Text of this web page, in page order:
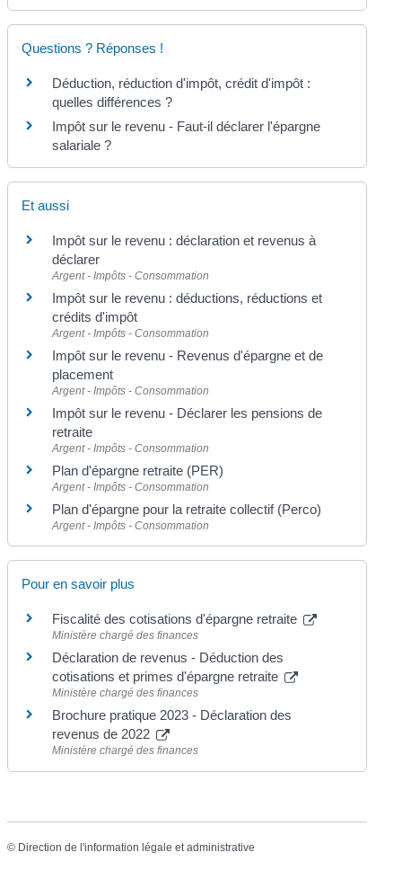
Questions ? Réponses !
Déduction, réduction d'impôt, crédit d'impôt :
quelles différences ?
Impôt sur le revenu - Faut-il déclarer l'épargne
salariale ?
Et aussi
Impôt sur le revenu : déclaration et revenus à
déclarer
Argent - Impôts - Consommation
Impôt sur le revenu : déductions, réductions et
crédits d'impôt
Argent - Impôts - Consommation
Impôt sur le revenu - Revenus d'épargne et de
placement
Argent - Impôts - Consommation
Impôt sur le revenu - Déclarer les pensions de
retraite
Argent - Impôts - Consommation
Plan d'épargne retraite (PER)
Argent - Impôts - Consommation
Plan d'épargne pour la retraite collectif (Perco)
Argent - Impôts - Consommation
Pour en savoir plus
Fiscalité des cotisations d'épargne retraite
Ministère chargé des finances
Déclaration de revenus - Déduction des
cotisations et primes d'épargne retraite
Ministère chargé des finances
Brochure pratique 2023 - Déclaration des
revenus de 2022
Ministère chargé des finances
© Direction de l'information légale et administrative